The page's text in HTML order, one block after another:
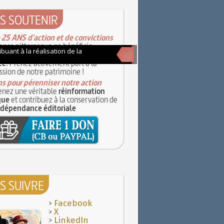
SOUTENIR
ANS d'action et de convictions
pittoresque ne bénéficie
subvention, qu'elle soit publique
. Prenez activement part à la
de notre patrimoine !
pour pérenniser notre action
une véritableréinformation
et contribuez à la conservation de
éditoriale
SUIVRE
> Facebook
>X
> LinkedIn